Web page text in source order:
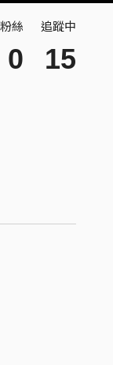
粉絲
0
追蹤中
15